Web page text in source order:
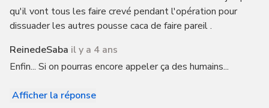
qu'il vont tous les faire crevé pendant l'opération pour
dissuader les autres pousse caca de faire pareil .
ReinedeSaba il y a 4 ans
Enfin... Si on pourras encore appeler ça des humains...
Afficher la réponse